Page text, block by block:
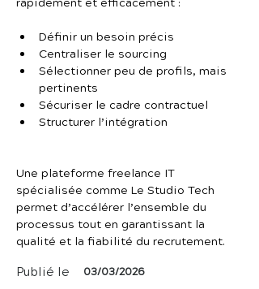
rapidement et efficacement :
Définir un besoin précis
Centraliser le sourcing
Sélectionner peu de profils, mais
pertinents
Sécuriser le cadre contractuel
Structurer l’intégration
Une plateforme freelance IT
spécialisée comme Le Studio Tech
permet d’accélérer l’ensemble du
processus tout en garantissant la
qualité et la fiabilité du recrutement.
Publié le 03/03/2026